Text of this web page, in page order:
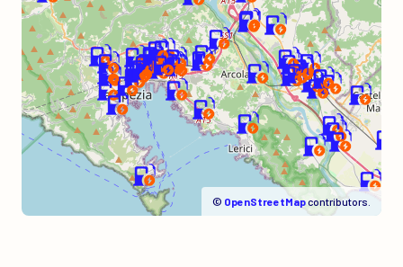
© OpenStreetMapcontributors.